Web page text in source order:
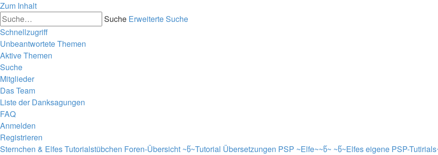
Zum Inhalt
Suche Erweiterte Suche
Schnellzugriff
Unbeantwortete Themen
Aktive Themen
Suche
Mitglieder
Das Team
Liste der Danksagungen
FAQ
Anmelden
Registrieren
Sternchen & Elfes Tutorialstübchen Foren-Übersicht ~წ~Tutorial Übersetzungen PSP ~Elfe~~წ~ ~წ~Elfes eigene PSP-